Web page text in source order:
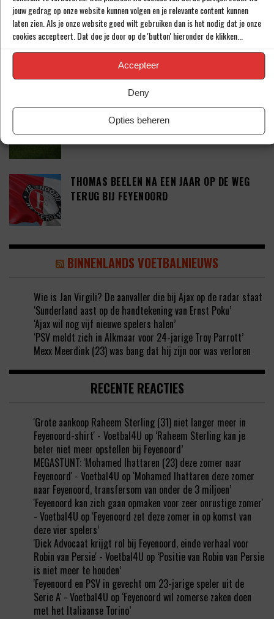
jouw gedrag op onze website kunnen volgen en je relevante content kunnen
laten zien. Als je onze website goed wilt gebruiken dan is het nodig dat je onze
cookies accepteert. Dat doe je door op de 'button' hieronder de klikken...
Accepteer
Deny
Opties beheren
VOORT BIJ FC PORTO
‘CRYSENSIO SUMMERVILLE DICHT BIJ
AKKOORD MET AS ROMA’
THOMAS BEELEN NA EEN JAAR OP DE WEG
TERUG BIJ FEYENOORD
BINNENLANDS VOETBALNIEUWS
Wie is Jan Virgili? De aanvaller die bij Ajax op de radar staat
‘Sunderland aast op de handtekening van Ernst Poku’
‘Ajax wil nog vijf nieuwe spelers halen’
‘PSV meldt zich in Alkmaar voor 24-jarige Troy Parrott’
Mexx Meerdink (23) was bang dat hij zijn oor was verloren
RECENTE REACTIES
'Grote aankoop Raheem Sterling (31) niet langer meer in
Feyenoord-shirt' - Voetbal4U op ‘Raheem Sterling kan je
beter niet meer opstellen bij Feyenoord’
MEGASTUNT: 'Mohamed Ihattaren (23) deze zomer naar
Feyenoord' - Voetbal4U op ‘Mohamed Ihattaren deze zomer
naar Feyenoord, transfersom van onder de 3 miljoen’
'Feyenoord kan zich gaan opmaken voor zeer onrustige zomer'
- Voetbal4U op ‘Feyenoord zet deze zomer in op komst van
deze vier spelers’
'Dick Advocaat krijgt rol bij Feyenoord, einde verhaal voor
Robin van Persie' - Voetbal4U op ‘Positie van Robin van Persie
is niet meer te houden’
'Feyenoord en PSV in gevecht om 23-jarige speler uit de
Serie A' - Voetbal4U op ‘Feyenoord wil zomerse zaken doen
met het Italiaanse Torino’